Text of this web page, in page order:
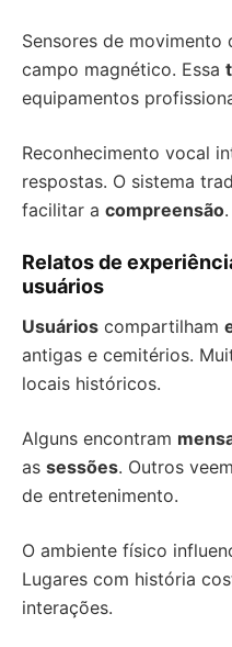
Sensores de
campo magnético. Essa
equipamentos
Reconhecimento vocal
respostas. O sistema
facilitar a compreensão.
Relatos de
usuários
Usuários compartilham
antigas e cemitérios.
locais históricos.
Alguns encontram
as sessões. Outros
de entretenimento.
O ambiente físico
Lugares com história
interações.